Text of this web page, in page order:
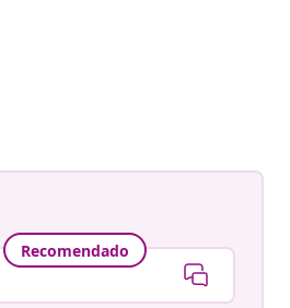
Recomendado